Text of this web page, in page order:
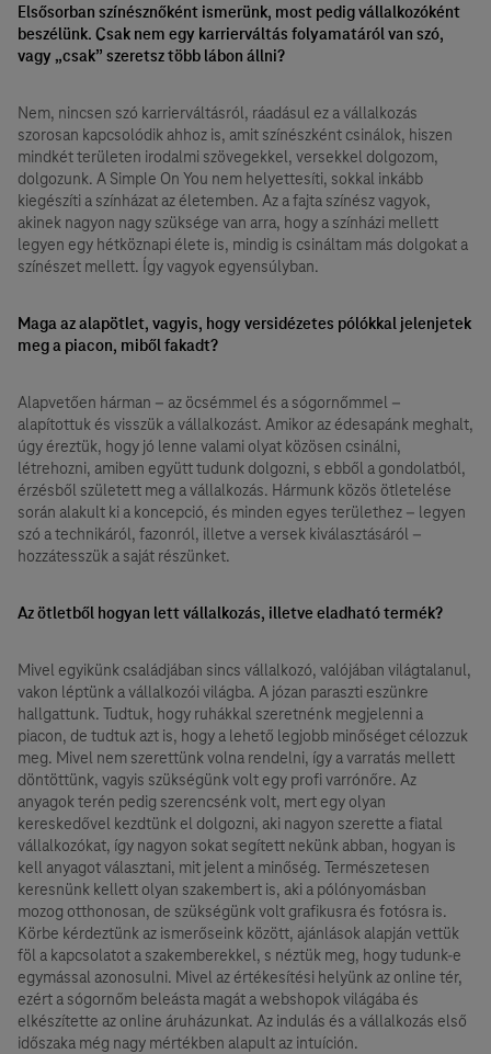
Elsősorban színésznőként ismerünk, most pedig vállalkozóként
beszélünk. Csak nem egy karrierváltás folyamatáról van szó,
vagy „csak” szeretsz több lábon állni?
Nem, nincsen szó karrierváltásról, ráadásul ez a vállalkozás
szorosan kapcsolódik ahhoz is, amit színészként csinálok, hiszen
mindkét területen irodalmi szövegekkel, versekkel dolgozom,
dolgozunk. A Simple On You nem helyettesíti, sokkal inkább
kiegészíti a színházat az életemben. Az a fajta színész vagyok,
akinek nagyon nagy szüksége van arra, hogy a színházi mellett
legyen egy hétköznapi élete is, mindig is csináltam más dolgokat a
színészet mellett. Így vagyok egyensúlyban.
Maga az alapötlet, vagyis, hogy versidézetes pólókkal jelenjetek
meg a piacon, miből fakadt?
Alapvetően hárman – az öcsémmel és a sógornőmmel –
alapítottuk és visszük a vállalkozást. Amikor az édesapánk meghalt,
úgy éreztük, hogy jó lenne valami olyat közösen csinálni,
létrehozni, amiben együtt tudunk dolgozni, s ebből a gondolatból,
érzésből született meg a vállalkozás. Hármunk közös ötletelése
során alakult ki a koncepció, és minden egyes területhez – legyen
szó a technikáról, fazonról, illetve a versek kiválasztásáról –
hozzátesszük a saját részünket.
Az ötletből hogyan lett vállalkozás, illetve eladható termék?
Mivel egyikünk családjában sincs vállalkozó, valójában világtalanul,
vakon léptünk a vállalkozói világba. A józan paraszti eszünkre
hallgattunk. Tudtuk, hogy ruhákkal szeretnénk megjelenni a
piacon, de tudtuk azt is, hogy a lehető legjobb minőséget célozzuk
meg. Mivel nem szerettünk volna rendelni, így a varratás mellett
döntöttünk, vagyis szükségünk volt egy profi varrónőre. Az
anyagok terén pedig szerencsénk volt, mert egy olyan
kereskedővel kezdtünk el dolgozni, aki nagyon szerette a fiatal
vállalkozókat, így nagyon sokat segített nekünk abban, hogyan is
kell anyagot választani, mit jelent a minőség. Természetesen
keresnünk kellett olyan szakembert is, aki a pólónyomásban
mozog otthonosan, de szükségünk volt grafikusra és fotósra is.
Körbe kérdeztünk az ismerőseink között, ajánlások alapján vettük
föl a kapcsolatot a szakemberekkel, s néztük meg, hogy tudunk-e
egymással azonosulni. Mivel az értékesítési helyünk az online tér,
ezért a sógornőm beleásta magát a webshopok világába és
elkészítette az online áruházunkat. Az indulás és a vállalkozás első
időszaka még nagy mértékben alapult az intuíción.